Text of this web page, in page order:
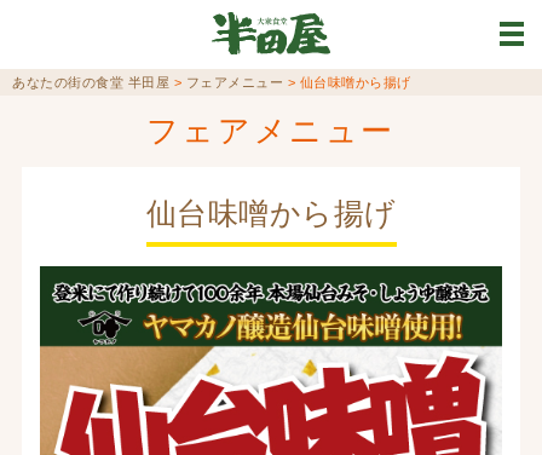
あなたの街の食堂 半田屋 > フェアメニュー > 仙台味噌から揚げ
フェアメニュー
仙台味噌から揚げ